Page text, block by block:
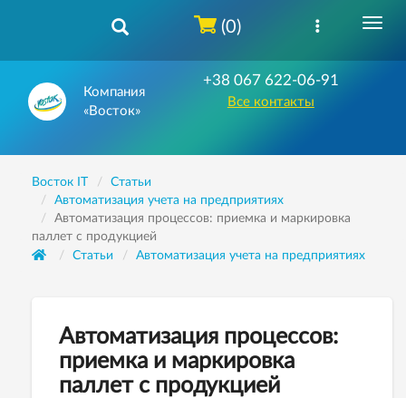
Компания
«Восток»
+38 067 622-06-91
Все контакты
(0)
Восток IT
Статьи
Автоматизация учета на предприятиях
Автоматизация процессов: приемка и маркировка
паллет с продукцией
Статьи
Автоматизация учета на предприятиях
Автоматизация процессов:
приемка и маркировка
паллет с продукцией